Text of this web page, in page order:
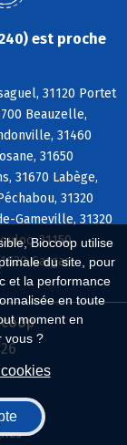
Biocoop utilise
du site, pour
et la performance
en toute
moment en
vous ?
est proche
31120 Portet
Beauzelle,
31460
31650
31670 Labège,
31320
Gameville, 31320
31150
Gargas